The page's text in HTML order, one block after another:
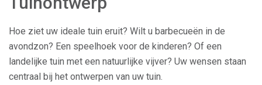
Hoe ziet uw ideale tuin eruit? Wilt u barbecueën in de
avondzon? Een speelhoek voor de kinderen? Of een
landelijke tuin met een natuurlijke vijver? Uw wensen staan
centraal bij het ontwerpen van uw tuin.